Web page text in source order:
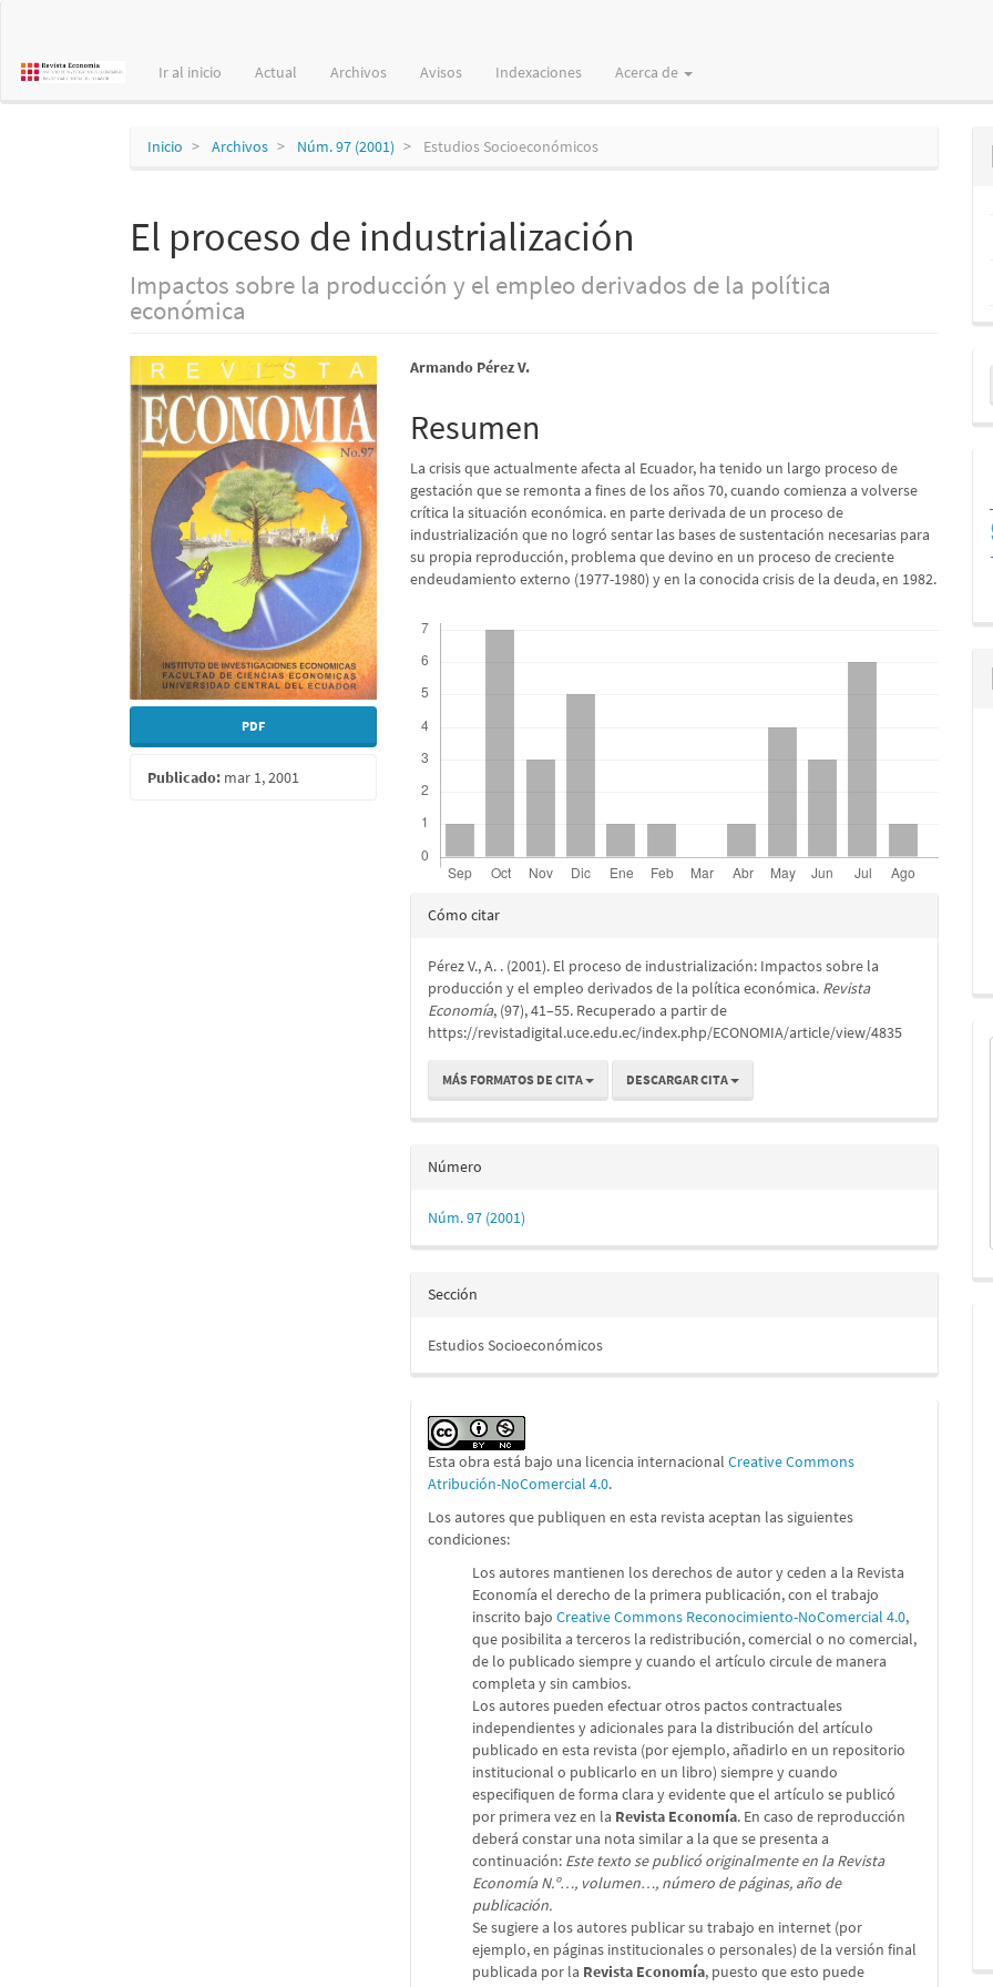
principal
Ir al inicio Actual Archivos Avisos Indexaciones Acerca de
Inicio Archivos Núm. 97 (2001) Estudios Socioeconómicos
El proceso de industrialización
Impactos sobre la producción y el empleo derivados de la política
económica
Barra
lateral
del
artículo
PDF
Publicado: mar 1, 2001
Contenido
principal
del
artículo
Armando Pérez V.
Resumen
La crisis que actualmente afecta al Ecuador, ha tenido un largo proceso de
gestación que se remonta a fines de los años 70, cuando comienza a volverse
crítica la situación económica. en parte derivada de un proceso de
industrialización que no logró sentar las bases de sustentación necesarias para
su propia reproducción, problema que devino en un proceso de creciente
endeudamiento externo (1977-1980) y en la conocida crisis de la deuda, en 1982.
Detalles
artículo
Cómo citar
Pérez V., A. . (2001). El proceso de industrialización: Impactos sobre la
producción y el empleo derivados de la política económica. Revista
Economía, (97), 41–55. Recuperado a partir de
https://revistadigital.uce.edu.ec/index.php/ECONOMIA/article/view/4835
MÁS FORMATOS DE CITA DESCARGAR CITA
Número
Núm. 97 (2001)
Sección
Estudios Socioeconómicos
Esta obra está bajo una licencia internacionalCreative Commons
Atribución-NoComercial 4.0.
Los autores que publiquen en esta revista aceptan las siguientes
condiciones:
Los autores mantienen los derechos de autor y ceden a la Revista
Economía el derecho de la primera publicación, con el trabajo
inscrito bajoCreative Commons Reconocimiento-NoComercial 4.0,
que posibilita a terceros la redistribución, comercial o no comercial,
de lo publicado siempre y cuando el artículo circule de manera
completa y sin cambios.
Los autores pueden efectuar otros pactos contractuales
independientes y adicionales para la distribución del artículo
publicado en esta revista (por ejemplo, añadirlo en un repositorio
institucional o publicarlo en un libro) siempre y cuando
especifiquen de forma clara y evidente que el artículo se publicó
por primera vez en la Revista Economía. En caso de reproducción
deberá constar una nota similar a la que se presenta a
continuación: Este texto se publicó originalmente en la Revista
Economía N.º…, volumen…, número de páginas, año de
publicación.
Se sugiere a los autores publicar su trabajo en internet (por
ejemplo, en páginas institucionales o personales) de la versión final
publicada por la Revista Economía, puesto que esto puede